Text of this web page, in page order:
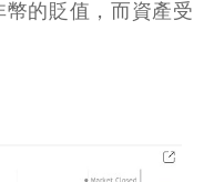
幣的貶值，而資產受